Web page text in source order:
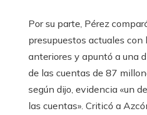
Por su parte, Pérez
presupuestos actuales con
anteriores y apuntó a una
de las cuentas de 87
según dijo, evidencia «un
las cuentas». Criticó a